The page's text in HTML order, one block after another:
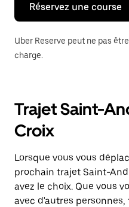
pour
fermer
calendrier.
Réservez une course
Uber Reserve peut ne pas
charge.
Trajet Saint-
Croix
Lorsque vous vous
prochain trajet Saint-
avez le choix. Que vous
avec d'autres